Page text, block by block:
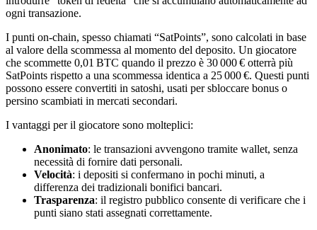
ogni transazione.
I punti on‑chain, spesso chiamati “SatPoints”, sono calcolati in base
al valore della scommessa al momento del deposito. Un giocatore
che scommette 0,01 BTC quando il prezzo è 30 000 € otterrà più
SatPoints rispetto a una scommessa identica a 25 000 €. Questi punti
possono essere convertiti in satoshi, usati per sbloccare bonus o
persino scambiati in mercati secondari.
I vantaggi per il giocatore sono molteplici:
Anonimato: le transazioni avvengono tramite wallet, senza
necessità di fornire dati personali.
Velocità: i depositi si confermano in pochi minuti, a
differenza dei tradizionali bonifici bancari.
Trasparenza: il registro pubblico consente di verificare che i
punti siano stati assegnati correttamente.